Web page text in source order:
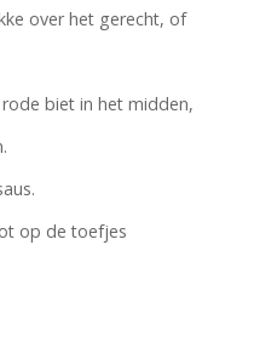
over het gerecht, of
biet in het midden,
op de toefjes